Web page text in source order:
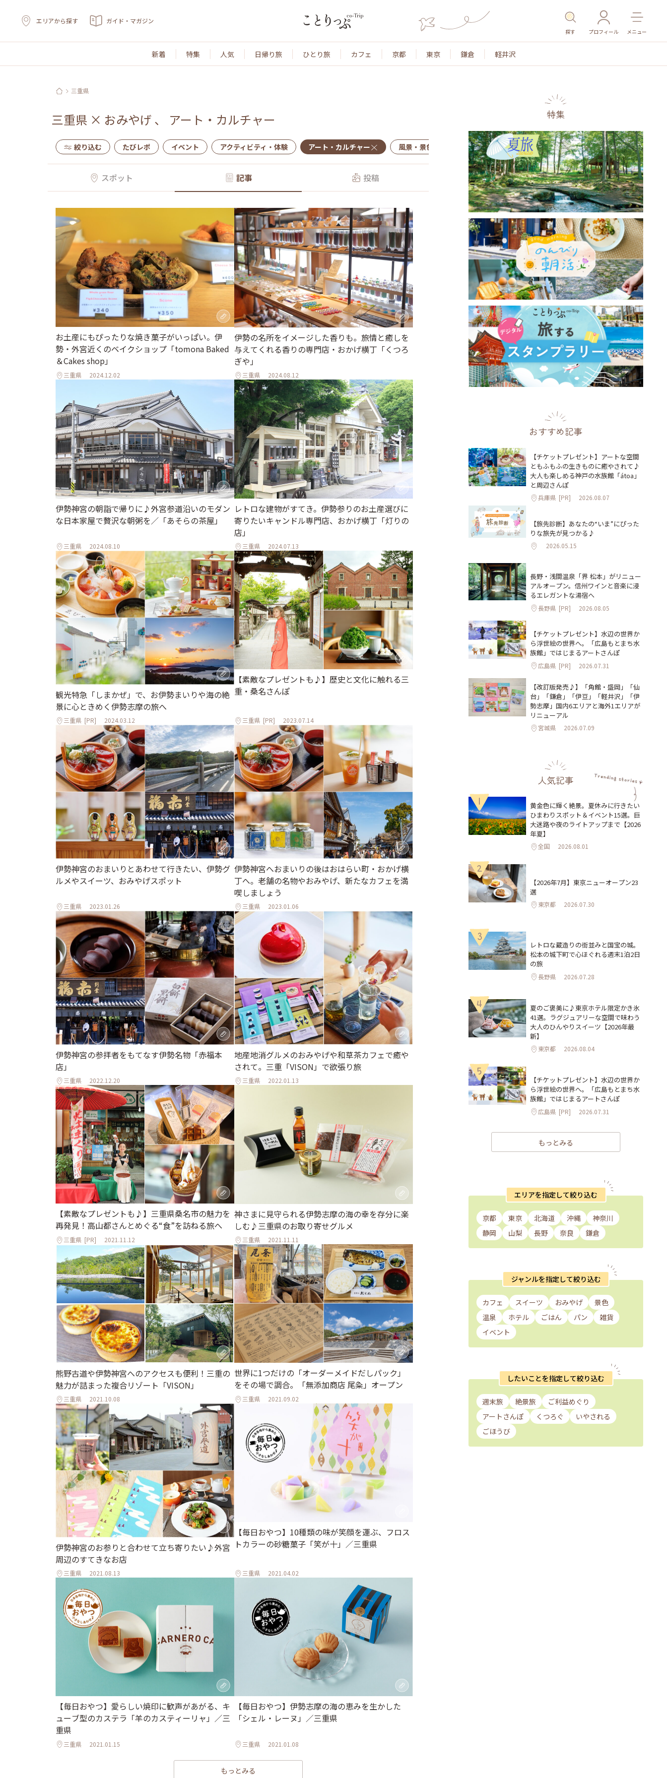
エリアから探す ガイド・マガジン
探す プロフィール メニュー
新着 特集 人気 日帰り旅 ひとり旅 カフェ 京都 東京 鎌倉 軽井沢
三重県
三重県 × おみやげ 、 アート・カルチャー
絞り込む たびレポ イベント アクティビティ・体験 アート・カルチャー 風景・景色 名所・旧跡 温泉・スパ その他施設 ごはん
スポット 記事 投稿
お土産にもぴったりな焼き菓子がいっぱい。伊
勢・外宮近くのベイクショップ「tomona Baked
＆Cakes shop」
三重県 2024.12.02
伊勢の名所をイメージした香りも。旅情と癒しを
与えてくれる香りの専門店・おかげ横丁「くつろ
ぎや」
三重県 2024.08.12
伊勢神宮の朝詣で帰りに♪外宮参道沿いのモダン
な日本家屋で贅沢な朝粥を／「あそらの茶屋」
三重県 2024.08.10
レトロな建物がすてき。伊勢参りのお土産選びに
寄りたいキャンドル専門店、おかげ横丁「灯りの
店」
三重県 2024.07.13
観光特急「しまかぜ」で、お伊勢まいりや海の絶
景に心ときめく伊勢志摩の旅へ
三重県 [PR] 2024.03.12
【素敵なプレゼントも♪】歴史と文化に触れる三
重・桑名さんぽ
三重県 [PR] 2023.07.14
伊勢神宮のおまいりとあわせて行きたい、伊勢グ
ルメやスイーツ、おみやげスポット
三重県 2023.01.26
伊勢神宮へおまいりの後はおはらい町・おかげ横
丁へ。老舗の名物やおみやげ、新たなカフェを満
喫しましょう
三重県 2023.01.06
伊勢神宮の参拝者をもてなす伊勢名物「赤福本
店」
三重県 2022.12.20
地産地消グルメのおみやげや和草茶カフェで癒や
されて。三重「VISON」で欲張り旅
三重県 2022.01.13
【素敵なプレゼントも♪】三重県桑名市の魅力を
再発見！高山都さんとめぐる“食”を訪ねる旅へ
三重県 [PR] 2021.11.12
神さまに見守られる伊勢志摩の海の幸を存分に楽
しむ♪三重県のお取り寄せグルメ
三重県 2021.11.11
熊野古道や伊勢神宮へのアクセスも便利！三重の
魅力が詰まった複合リゾート「VISON」
三重県 2021.10.08
世界に1つだけの「オーダーメイドだしパック」
をその場で調合。「無添加商店 尾粂」オープン
三重県 2021.09.02
伊勢神宮のお参りと合わせて立ち寄りたい♪外宮
周辺のすてきなお店
三重県 2021.08.13
【毎日おやつ】10種類の味が笑顔を運ぶ、フロス
トカラーの砂糖菓子「笑が十」／三重県
三重県 2021.04.02
【毎日おやつ】愛らしい焼印に歓声があがる、キ
ューブ型のカステラ「羊のカスティーリャ」／三
重県
三重県 2021.01.15
【毎日おやつ】伊勢志摩の海の恵みを生かした
「シェル・レーヌ」／三重県
三重県 2021.01.08
もっとみる
特集
おすすめ記事
【チケットプレゼント】アートな空間
ともふもふの生きものに癒やされて♪
大人も楽しめる神戸の水族館「átoa」
と周辺さんぽ
兵庫県 [PR] 2026.08.07
【旅先診断】あなたの“いま”にぴった
りな旅先が見つかる♪
2026.05.15
長野・浅間温泉「界 松本」がリニュー
アルオープン。信州ワインと音楽に浸
るエレガントな湯宿へ
長野県 [PR] 2026.08.05
【チケットプレゼント】水辺の世界か
ら浮世絵の世界へ。「広島もとまち水
族館」ではじまるアートさんぽ
広島県 [PR] 2026.07.31
【改訂版発売♪】「角館・盛岡」「仙
台」「鎌倉」「伊豆」「軽井沢」「伊
勢志摩」国内6エリアと海外1エリアが
リニューアル
宮城県 2026.07.09
人気記事
1
黄金色に輝く絶景。夏休みに行きたい
ひまわりスポット＆イベント15選。巨
大迷路や夜のライトアップまで【2026
年夏】
全国 2026.08.01
2
【2026年7月】東京ニューオープン23
選
東京都 2026.07.30
3
レトロな蔵造りの街並みと国宝の城。
松本の城下町で心ほぐれる週末1泊2日
の旅
長野県 2026.07.28
4
夏のご褒美に♪東京ホテル限定かき氷
41選。ラグジュアリーな空間で味わう
大人のひんやりスイーツ【2026年最
新】
東京都 2026.08.04
5
【チケットプレゼント】水辺の世界か
ら浮世絵の世界へ。「広島もとまち水
族館」ではじまるアートさんぽ
広島県 [PR] 2026.07.31
もっとみる
エリアを指定して絞り込む
京都 東京 北海道 沖縄
神奈川
静岡
山梨 長野 奈良 鎌倉
ジャンルを指定して絞り込む
カフェ スイーツ おみやげ
景色
温泉
ホテル ごはん パン
雑貨
イベント
したいことを指定して絞り込む
週末旅 絶景旅
ご利益めぐり
アートさんぽ
くつろぐ
いやされる
ごほうび